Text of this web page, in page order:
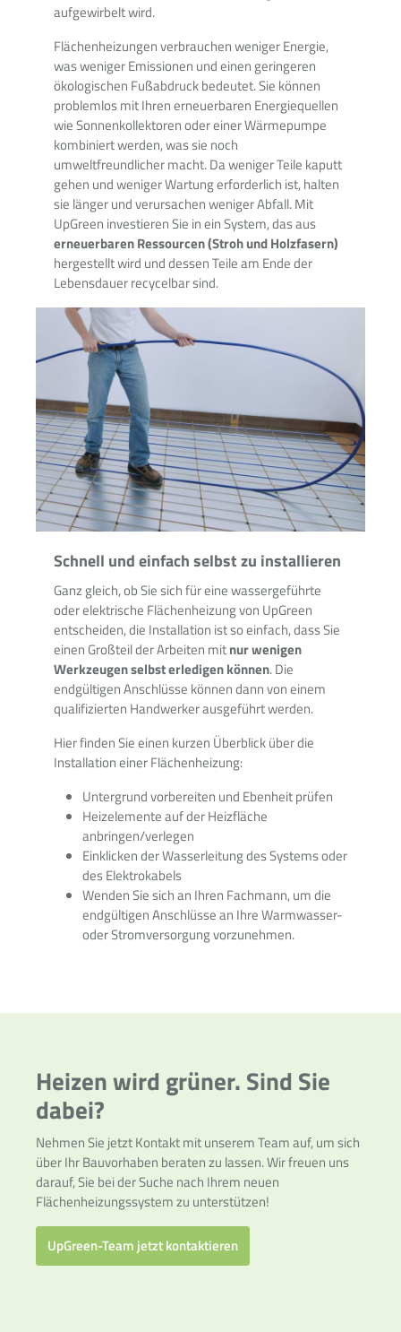
aufgewirbelt wird.
Flächenheizungen verbrauchen weniger Energie,
was weniger Emissionen und einen geringeren
ökologischen Fußabdruck bedeutet. Sie können
problemlos mit Ihren erneuerbaren Energiequellen
wie Sonnenkollektoren oder einer Wärmepumpe
kombiniert werden, was sie noch
umweltfreundlicher macht. Da weniger Teile kaputt
gehen und weniger Wartung erforderlich ist, halten
sie länger und verursachen weniger Abfall. Mit
UpGreen investieren Sie in ein System, das aus
erneuerbaren Ressourcen (Stroh und Holzfasern)
hergestellt wird und dessen Teile am Ende der
Lebensdauer recycelbar sind.
Schnell und einfach selbst zu installieren
Ganz gleich, ob Sie sich für eine wassergeführte
oder elektrische Flächenheizung von UpGreen
entscheiden, die Installation ist so einfach, dass Sie
einen Großteil der Arbeiten mitnur wenigen
Werkzeugen selbst erledigen können. Die
endgültigen Anschlüsse können dann von einem
qualifizierten Handwerker ausgeführt werden.
Hier finden Sie einen kurzen Überblick über die
Installation einer Flächenheizung:
Untergrund vorbereiten und Ebenheit prüfen
Heizelemente auf der Heizfläche
anbringen/verlegen
Einklicken der Wasserleitung des Systems oder
des Elektrokabels
Wenden Sie sich an Ihren Fachmann, um die
endgültigen Anschlüsse an Ihre Warmwasser-
oder Stromversorgung vorzunehmen.
Heizen wird grüner. Sind Sie
dabei?
Nehmen Sie jetzt Kontakt mit unserem Team auf, um sich
über Ihr Bauvorhaben beraten zu lassen. Wir freuen uns
darauf, Sie bei der Suche nach Ihrem neuen
Flächenheizungssystem zu unterstützen!
UpGreen-Team jetzt kontaktieren